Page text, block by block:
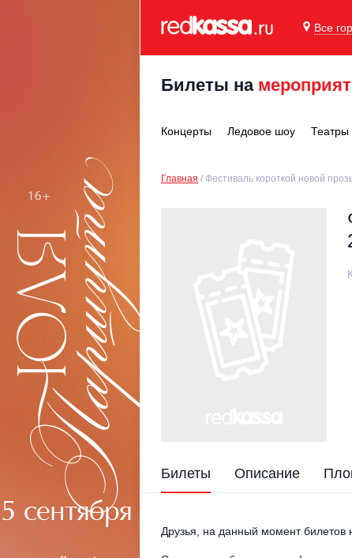
Все
Билеты на
Концерты Ледовое шоу Театры
Главная Фестиваль короткой новой
Билеты Описание
Друзья, на данный момент билетов